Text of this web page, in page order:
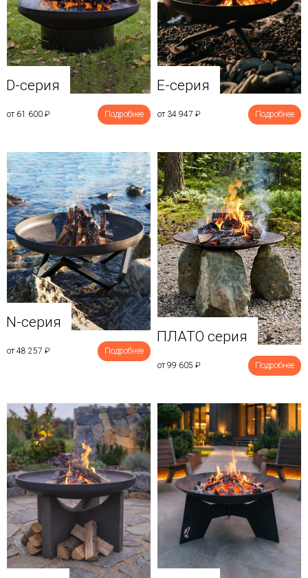
D-серия
от 61 600 ₽ Подробнее
E-серия
от 34 947 ₽ Подробнее
N-серия
от 48 257 ₽ Подробнее
ПЛАТО серия
от 99 605 ₽ Подробнее